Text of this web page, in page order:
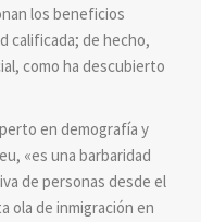
los beneficios
calificada; de hecho,
como ha descubierto
en demografía y
«es una barbaridad
de personas desde el
ola de inmigración en